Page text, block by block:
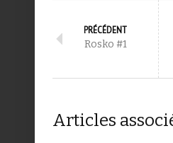
PRÉCÉDENT
Rosko #1
Articles